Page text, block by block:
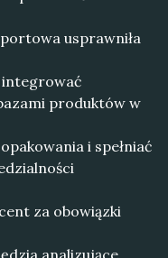
usprawniła
produktów w
i spełniać
za obowiązki
analizujące